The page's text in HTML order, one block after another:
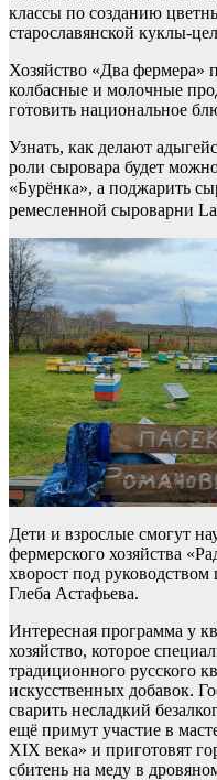
классы по созданию
старославянской куклы-
Хозяйство «Два фермера»
колбасные и молочные
готовить национальное
Узнать, как делают
роли сыровара будет
«Бурёнка», а поджарить
ремесленной сыроварни
Дети и взрослые смогут
фермерского хозяйства
хворост под
Глеба Астафьева.
Интересная программа у
хозяйство, которое
традиционного русского
искусственных добавок.
сварить несладкий
ещё примут участие в
XIX века» и приготовят
сбитень на меду в